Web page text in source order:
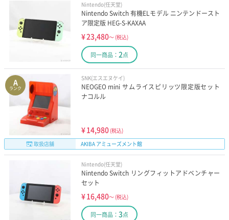
Nintendo(任天堂)
Nintendo Switch 有機ELモデル ニンテンドースト
ア限定版 HEG-S-KAXAA
¥23,480～ (税込)
同一商品： 2点
A
ランク
SNK(エスエヌケイ)
NEOGEO mini サムライスピリッツ限定版セット
ナコルル
¥14,980 (税込)
取扱店舗
AKIBA アミューズメント館
Nintendo(任天堂)
Nintendo Switch リングフィットアドベンチャー
セット
¥16,480～ (税込)
同一商品： 3点